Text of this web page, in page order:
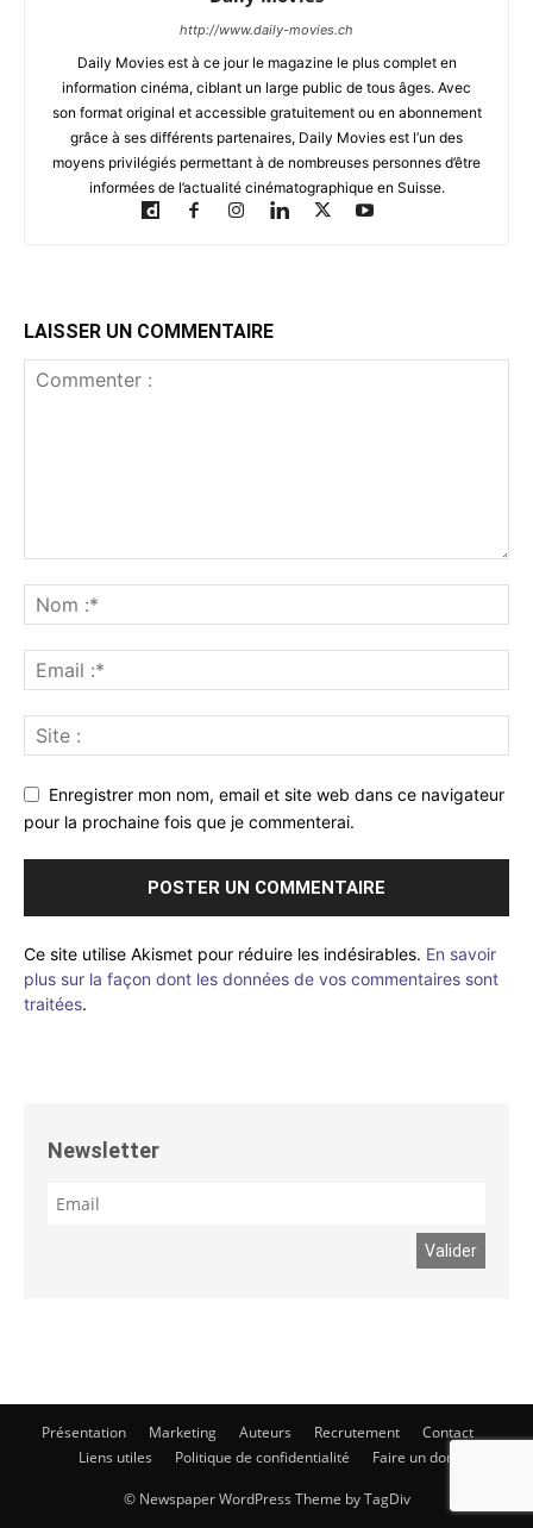
http://www.daily-movies.ch
Daily Movies est à ce jour le magazine le plus complet en
information cinéma, ciblant un large public de tous âges. Avec
son format original et accessible gratuitement ou en abonnement
grâce à ses différents partenaires, Daily Movies est l’un des
moyens privilégiés permettant à de nombreuses personnes d’être
informées de l’actualité cinématographique en Suisse.
LAISSER UN COMMENTAIRE
Enregistrer mon nom, email et site web dans ce navigateur
pour la prochaine fois que je commenterai.
Ce site utilise Akismet pour réduire les indésirables. En savoir
plus sur la façon dont les données de vos commentaires sont
traitées.
Newsletter
Présentation Marketing Auteurs Recrutement
Contact
Liens utiles
Politique de confidentialité Faire un don
© Newspaper WordPress Theme by TagDiv